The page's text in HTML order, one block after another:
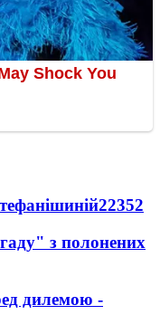
22352
з полонених
дилемою -